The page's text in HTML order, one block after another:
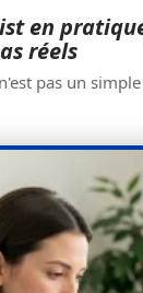
en
réels
pas un